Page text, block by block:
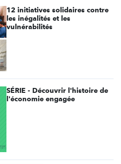
12 initiatives solidaires contre
les inégalités et les
vulnérabilités
SÉRIE - Découvrir l'histoire de
l'économie engagée